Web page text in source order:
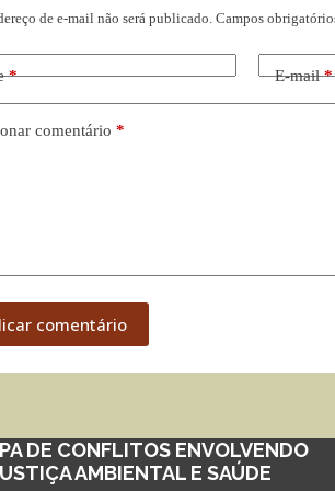
de e-mail não será publicado. Campos
* E-mail*
comentário *
comentário
DE CONFLITOS ENVOLVENDO
AMBIENTAL E SAÚDE